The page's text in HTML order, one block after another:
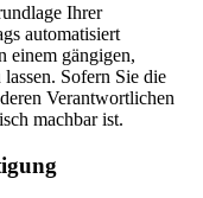
Ihrer
automatisiert
einem gängigen,
Sofern Sie die
Verantwortlichen
machbar ist.